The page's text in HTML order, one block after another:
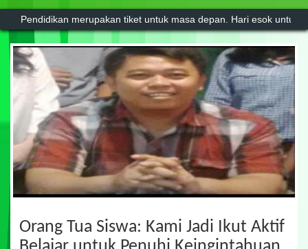
Pendidikan merupakan tiket untuk masa depan. Hari esok
Orang Tua Siswa: Kami Jadi Ikut Aktif